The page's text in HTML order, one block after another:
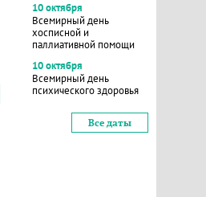
10 октября
Всемирный день
хосписной и
паллиативной помощи
10 октября
Всемирный день
психического здоровья
Все даты